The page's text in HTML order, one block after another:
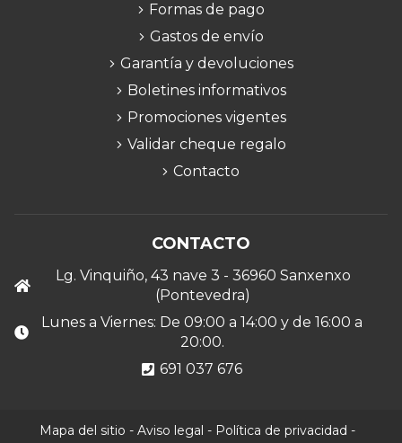
Formas de pago
Gastos de envío
Garantía y devoluciones
Boletines informativos
Promociones vigentes
Validar cheque regalo
Contacto
CONTACTO
Lg. Vinquiño, 43 nave 3 - 36960 Sanxenxo
(Pontevedra)
Lunes a Viernes: De 09:00 a 14:00 y de 16:00 a
20:00.
691 037 676
Mapa del sitio - Aviso legal - Política de privacidad -